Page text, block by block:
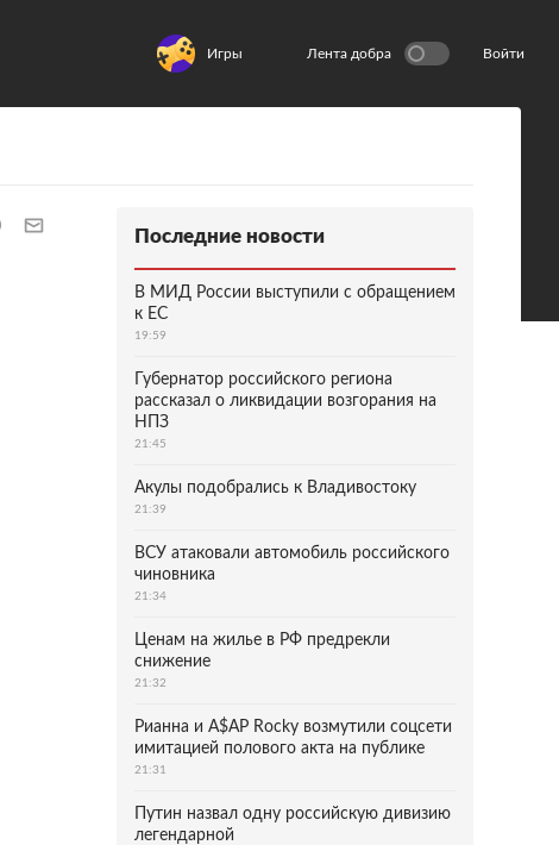
Игры Лента добра Войти
Последние новости
В МИД России выступили с обращением
к ЕС
19:59
Губернатор российского региона
рассказал о ликвидации возгорания на
НПЗ
21:45
Акулы подобрались к Владивостоку
21:39
ВСУ атаковали автомобиль российского
чиновника
21:34
Ценам на жилье в РФ предрекли
снижение
21:32
Рианна и A$AP Rocky возмутили соцсети
имитацией полового акта на публике
21:31
Путин назвал одну российскую дивизию
легендарной